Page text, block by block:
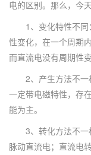
电的区别。那么，今
1、变化特性不同
性变化，在一个周期
而直流电没有周期性变
2、产生方法不一
一定带电磁特性，存
能为主。
3、转化方法不一
脉动直流电；直流电